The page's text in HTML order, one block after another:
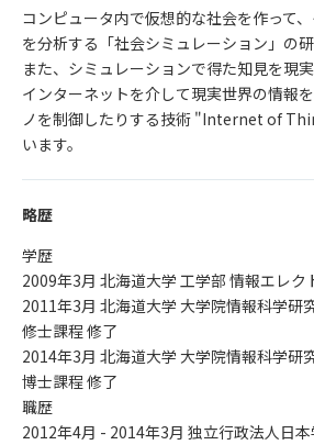
コンピュータ内で仮想的な社会を作って
を分析する「社会シミュレーション」の研
また、シミュレーションで得た知見を現
インターネットを介して現実世界の情報
ノを制御したりする技術 "Internet of
います。
略歴
学歴
2009年3月 北海道大学 工学部 情報エレク
2011年3月 北海道大学 大学院情報科学研
修士課程 修了
2014年3月 北海道大学 大学院情報科学研
博士課程 修了
職歴
2012年4月 - 2014年3月 独立行政法人日